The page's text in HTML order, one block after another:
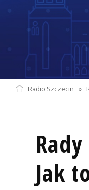
Radio Szczecin »
Jak